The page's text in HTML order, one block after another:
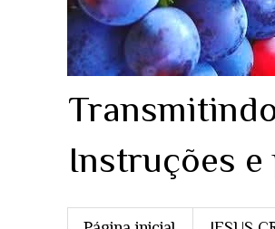
Instruções e